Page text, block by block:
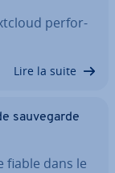
per­for­
Lire la suite
sau­ve­garde
fiable dans le